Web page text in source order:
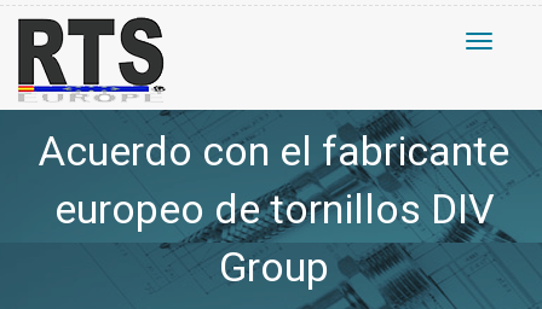
Toggle
Acuerdo con el fabricante
europeo de tornillos DIV
Group